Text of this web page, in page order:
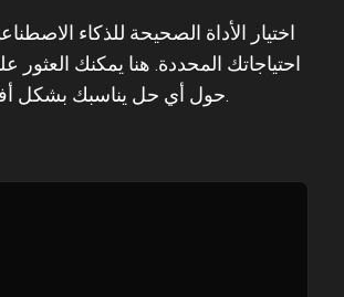
اختيار الأداة الصحيحة للذكاء
احتياجاتك المحددة. هنا يمكنك
حول أي حل يناسبك بشكل أفضل.